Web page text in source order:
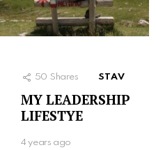
50 Shares STAV
MY LEADERSHIP
LIFESTYE
4 years ago